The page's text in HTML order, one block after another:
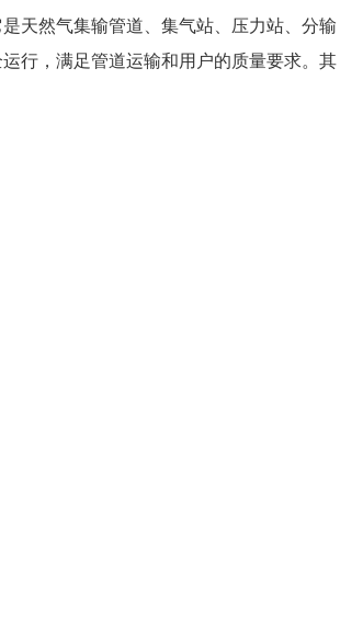
天然气集输管道、集气站、压力站、分输
行，满足管道运输和用户的质量要求。其